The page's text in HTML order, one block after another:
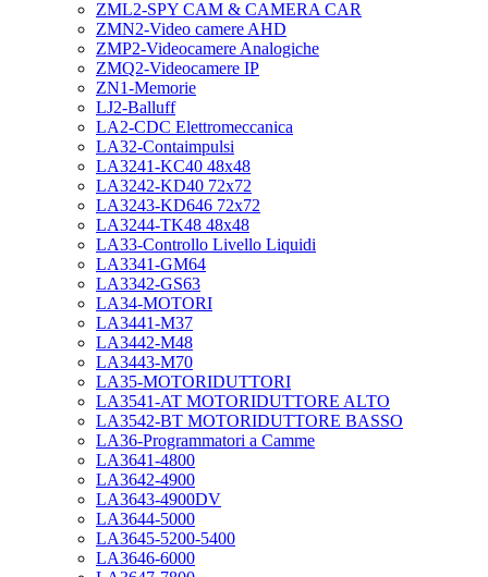
ZML2-SPY CAM & CAMERA CAR
ZMN2-Video camere AHD
ZMP2-Videocamere Analogiche
ZMQ2-Videocamere IP
ZN1-Memorie
LJ2-Balluff
LA2-CDC Elettromeccanica
LA32-Contaimpulsi
LA3241-KC40 48x48
LA3242-KD40 72x72
LA3243-KD646 72x72
LA3244-TK48 48x48
LA33-Controllo Livello Liquidi
LA3341-GM64
LA3342-GS63
LA34-MOTORI
LA3441-M37
LA3442-M48
LA3443-M70
LA35-MOTORIDUTTORI
LA3541-AT MOTORIDUTTORE ALTO
LA3542-BT MOTORIDUTTORE BASSO
LA36-Programmatori a Camme
LA3641-4800
LA3642-4900
LA3643-4900DV
LA3644-5000
LA3645-5200-5400
LA3646-6000